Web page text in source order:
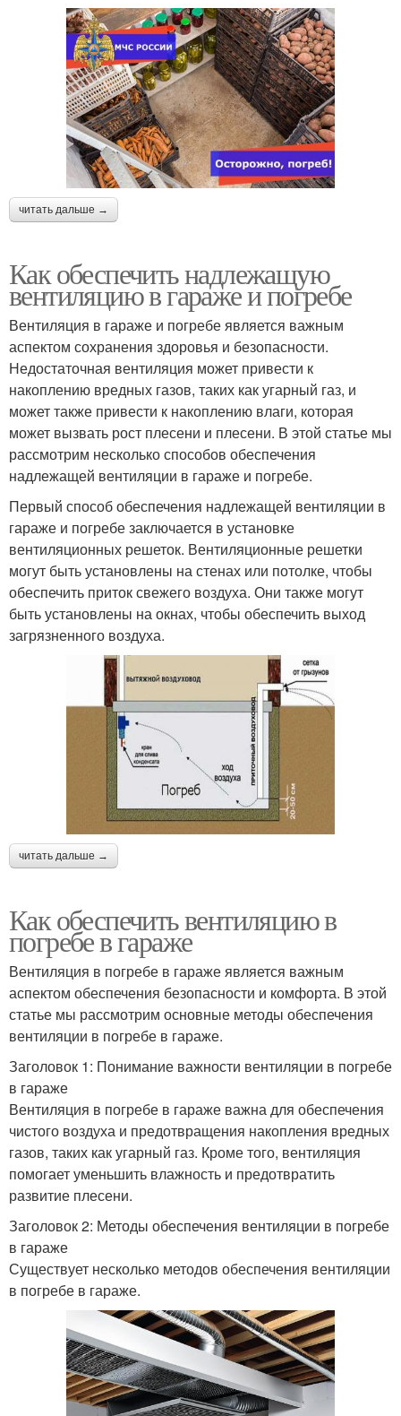
читать дальше →
Как обеспечить надлежащую
вентиляцию в гараже и погребе
Вентиляция в гараже и погребе является важным
аспектом сохранения здоровья и безопасности.
Недостаточная вентиляция может привести к
накоплению вредных газов, таких как угарный газ, и
может также привести к накоплению влаги, которая
может вызвать рост плесени и плесени. В этой статье мы
рассмотрим несколько способов обеспечения
надлежащей вентиляции в гараже и погребе.
Первый способ обеспечения надлежащей вентиляции в
гараже и погребе заключается в установке
вентиляционных решеток. Вентиляционные решетки
могут быть установлены на стенах или потолке, чтобы
обеспечить приток свежего воздуха. Они также могут
быть установлены на окнах, чтобы обеспечить выход
загрязненного воздуха.
читать дальше →
Как обеспечить вентиляцию в
погребе в гараже
Вентиляция в погребе в гараже является важным
аспектом обеспечения безопасности и комфорта. В этой
статье мы рассмотрим основные методы обеспечения
вентиляции в погребе в гараже.
Заголовок 1: Понимание важности вентиляции в погребе
в гараже
Вентиляция в погребе в гараже важна для обеспечения
чистого воздуха и предотвращения накопления вредных
газов, таких как угарный газ. Кроме того, вентиляция
помогает уменьшить влажность и предотвратить
развитие плесени.
Заголовок 2: Методы обеспечения вентиляции в погребе
в гараже
Существует несколько методов обеспечения вентиляции
в погребе в гараже.